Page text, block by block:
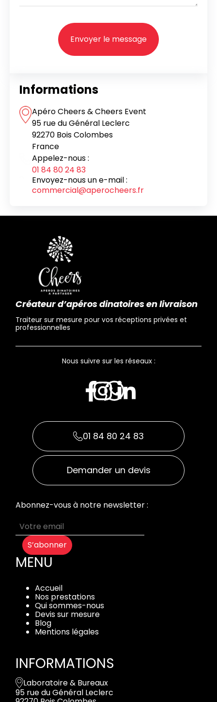
Informations
Apéro Cheers & Cheers Event
95 rue du Général Leclerc
92270 Bois Colombes
France
Appelez-nous :
01 84 80 24 83
Envoyez-nous un e-mail :
commercial@aperocheers.fr
Créateur d’apéros dinatoires en livraison
Traiteur sur mesure pour vos réceptions privées et
professionnelles
Nous suivre sur les réseaux :
01 84 80 24 83
Demander un devis
Abonnez-vous à notre newsletter :
S’abonner
MENU
Accueil
Nos prestations
Qui sommes-nous
Devis sur mesure
Blog
Mentions légales
INFORMATIONS
Laboratoire & Bureaux
95 rue du Général Leclerc